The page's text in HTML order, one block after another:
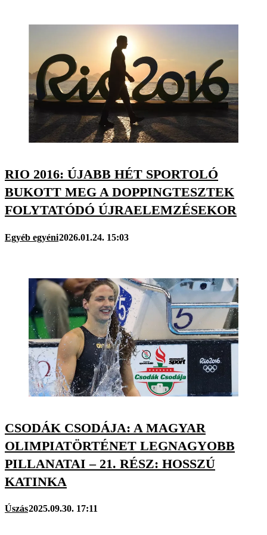
RIO 2016: ÚJABB HÉT SPORTOLÓ
BUKOTT MEG A DOPPINGTESZTEK
FOLYTATÓDÓ ÚJRAELEMZÉSEKOR
Egyéb egyéni2026.01.24. 15:03
CSODÁK CSODÁJA: A MAGYAR
OLIMPIATÖRTÉNET LEGNAGYOBB
PILLANATAI – 21. RÉSZ: HOSSZÚ
KATINKA
Úszás2025.09.30. 17:11